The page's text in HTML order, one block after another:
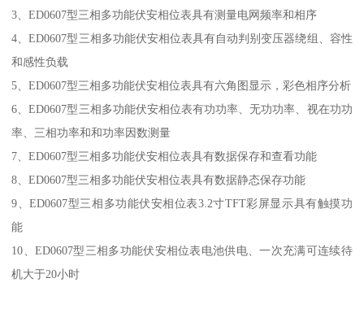
3、ED0607型三相多功能伏安相位表具有测量电网频率和相序
4、ED0607型三相多功能伏安相位表具有自动判别变压器绕组、容性
和感性负载
5、ED0607型三相多功能伏安相位表具有六角图显示，彩色相序分析
6、ED0607型三相多功能伏安相位表有功功率、无功功率、视在功功
率、三相功率和和功率因数测量
7、ED0607型三相多功能伏安相位表具有数据保存和查看功能
8、ED0607型三相多功能伏安相位表具有数据静态保存功能
9、ED0607型三相多功能伏安相位表3.2寸TFT彩屏显示具有触摸功
能
10、ED0607型三相多功能伏安相位表电池供电、一次充满可连续待
机大于20小时